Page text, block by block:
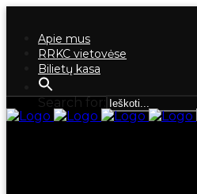
Apie mus
RRKC vietovėse
Bilietų kasa
Search for: